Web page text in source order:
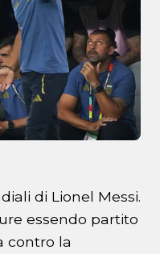
di Lionel Messi.
essendo partito
contro la